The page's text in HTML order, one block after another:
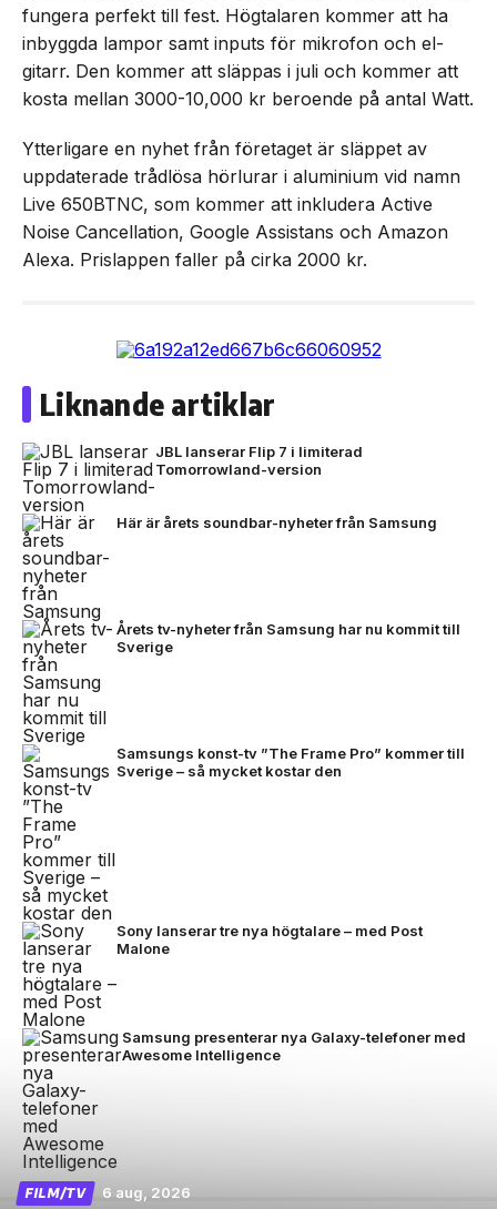
fungera perfekt till fest. Högtalaren kommer att ha
inbyggda lampor samt inputs för mikrofon och el-
gitarr. Den kommer att släppas i juli och kommer att
kosta mellan 3000-10,000 kr beroende på antal Watt.
Ytterligare en nyhet från företaget är släppet av
uppdaterade trådlösa hörlurar i aluminium vid namn
Live 650BTNC, som kommer att inkludera Active
Noise Cancellation, Google Assistans och Amazon
Alexa. Prislappen faller på cirka 2000 kr.
Liknande artiklar
JBL lanserar Flip 7 i limiterad
Tomorrowland-version
Här är årets soundbar-nyheter från Samsung
Årets tv-nyheter från Samsung har nu kommit till
Sverige
Samsungs konst-tv ”The Frame Pro” kommer till
Sverige – så mycket kostar den
Sony lanserar tre nya högtalare – med Post
Malone
Samsung presenterar nya Galaxy-telefoner med
Awesome Intelligence
FILM/TV 6 aug, 2026